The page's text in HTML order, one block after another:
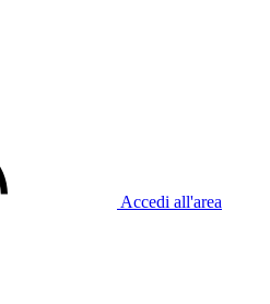
Accedi all'area